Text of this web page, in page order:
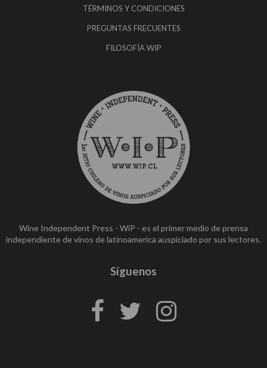
TÉRMINOS Y CONDICIONES
PREGUNTAS FRECUENTES
FILOSOFÍA WIP
Wine Independent Press - WiP - es el primer medio de prensa
independiente de vinos de latinoamerica auspiciado por sus lectores.
Síguenos